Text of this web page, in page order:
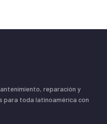
reparación y
para toda latinoamérica con